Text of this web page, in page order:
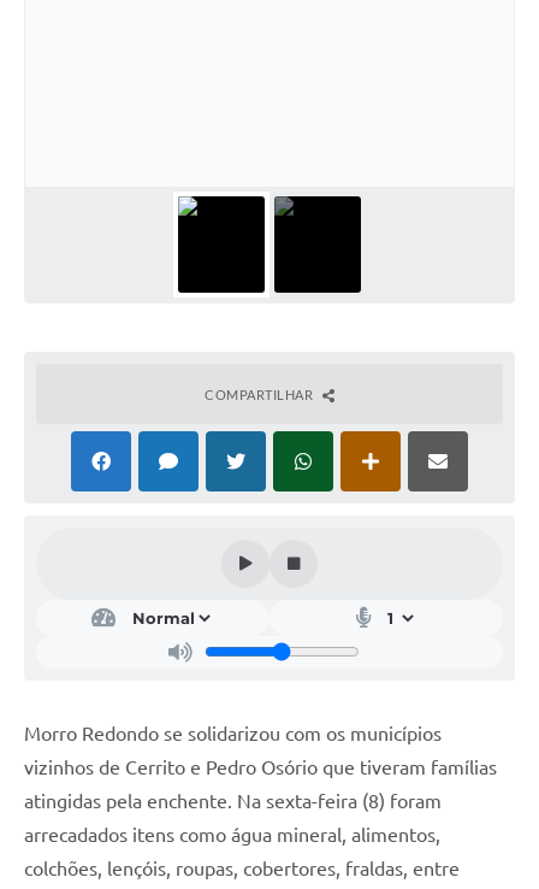
COMPARTILHAR
Morro Redondo se solidarizou com os municípios
vizinhos de Cerrito e Pedro Osório que tiveram famílias
atingidas pela enchente. Na sexta-feira (8) foram
arrecadados itens como água mineral, alimentos,
colchões, lençóis, roupas, cobertores, fraldas, entre